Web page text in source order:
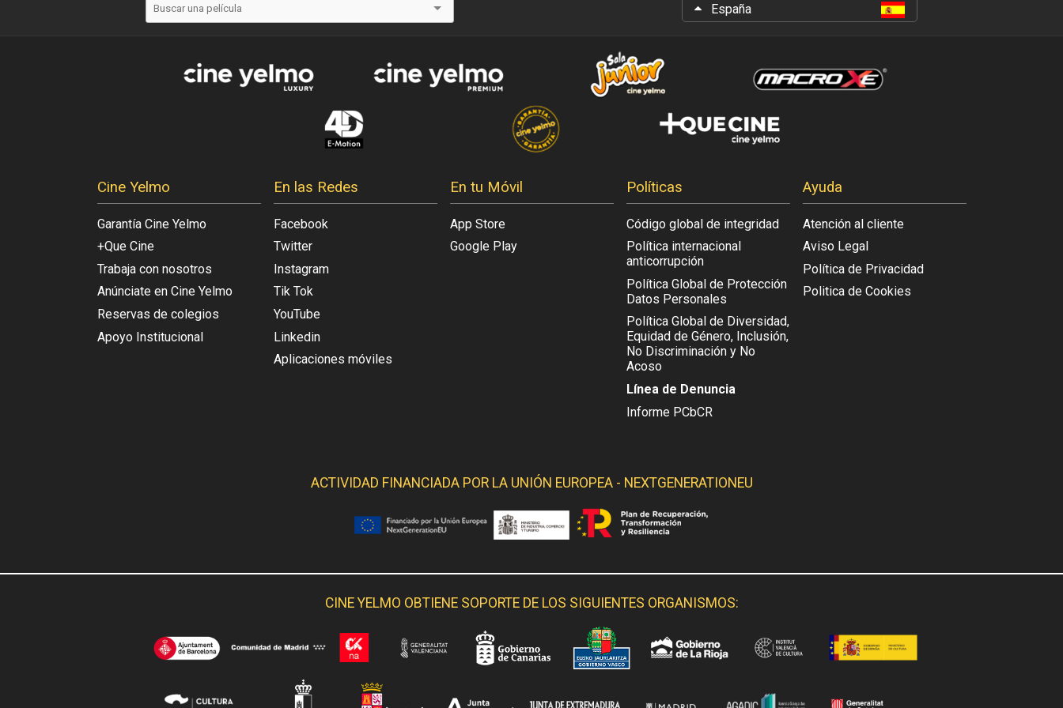
España
Cine Yelmo
Garantía Cine Yelmo
+Que Cine
Trabaja con nosotros
Anúnciate en Cine Yelmo
Reservas de colegios
Apoyo Institucional
En las Redes
Facebook
Twitter
Instagram
Tik Tok
YouTube
Linkedin
Aplicaciones móviles
En tu Móvil
App Store
Google Play
Políticas
Código global de integridad
Política internacional
anticorrupción
Política Global de Protección
Datos Personales
Política Global de Diversidad,
Equidad de Género, Inclusión,
No Discriminación y No
Acoso
Línea de Denuncia
Informe PCbCR
Ayuda
Atención al cliente
Aviso Legal
Política de Privacidad
Politica de Cookies
ACTIVIDAD FINANCIADA POR LA UNIÓN EUROPEA - NEXTGENERATIONEU
CINE YELMO OBTIENE SOPORTE DE LOS SIGUIENTES ORGANISMOS: